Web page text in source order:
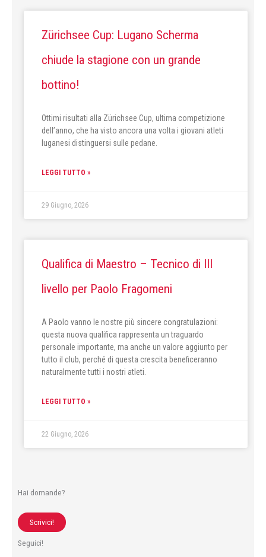
Zürichsee Cup: Lugano Scherma
chiude la stagione con un grande
bottino!
Ottimi risultati alla Zürichsee Cup, ultima competizione
dell’anno, che ha visto ancora una volta i giovani atleti
luganesi distinguersi sulle pedane.
LEGGI TUTTO »
29 Giugno, 2026
Qualifica di Maestro – Tecnico di III
livello per Paolo Fragomeni
A Paolo vanno le nostre più sincere congratulazioni:
questa nuova qualifica rappresenta un traguardo
personale importante, ma anche un valore aggiunto per
tutto il club, perché di questa crescita beneficeranno
naturalmente tutti i nostri atleti.
LEGGI TUTTO »
22 Giugno, 2026
Hai domande?
Scrivici!
Seguici!